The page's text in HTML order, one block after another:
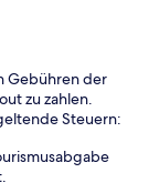
Gebühren der
zu zahlen.
Steuern: